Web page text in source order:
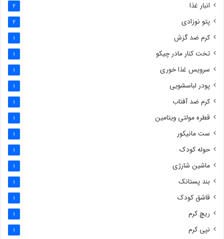
انبار غذا 2
پتو نوزادی 2
کرم ضد گزش 1
تخت کنار مادر چیکو 1
سرویس غذا خوری 1
پودر لباسشویی 1
کرم ضد آفتاب 1
قطره مولتی ویتامین 1
ست مانیکور 1
حوله کودک 1
ماشین شارژی 1
بند پستانک 1
قاشق کودک 1
ریچ کرم 1
نپی کرم 1